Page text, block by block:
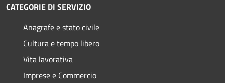
CATEGORIE DI SERVIZIO
Anagrafe e stato civile
Cultura e tempo libero
Vita lavorativa
Imprese e Commercio